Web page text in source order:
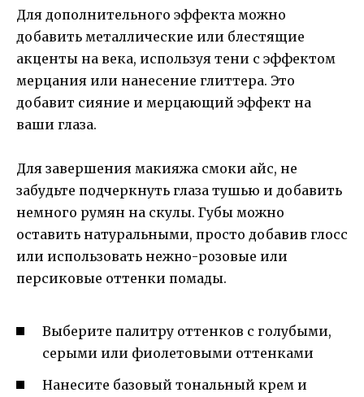
Для дополнительного эффекта можно
добавить металлические или блестящие
акценты на века, используя тени с эффектом
мерцания или нанесение глиттера. Это
добавит сияние и мерцающий эффект на
ваши глаза.
Для завершения макияжа смоки айс, не
забудьте подчеркнуть глаза тушью и добавить
немного румян на скулы. Губы можно
оставить натуральными, просто добавив глосс
или использовать нежно-розовые или
персиковые оттенки помады.
Выберите палитру оттенков с голубыми,
серыми или фиолетовыми оттенками
Нанесите базовый тональный крем и